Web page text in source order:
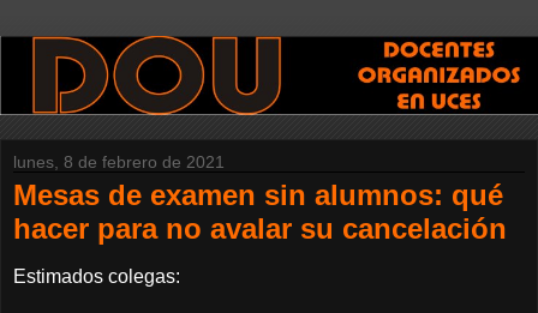
lunes, 8 de febrero de 2021
Mesas de examen sin alumnos: qué
hacer para no avalar su cancelación
Estimados colegas: